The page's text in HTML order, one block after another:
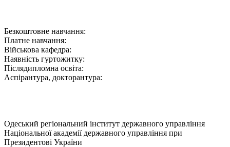
Безкоштовне навчання:
Платне навчання:
Військова кафедра:
Наявність гуртожитку:
Післядипломна освіта:
Аспірантура, докторантура:
Одеський регіональний інститут державного управління
Національної академії державного управління при
Президентові України